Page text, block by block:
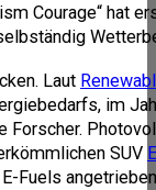
Courage“
Laut
im
SUV
Fuels